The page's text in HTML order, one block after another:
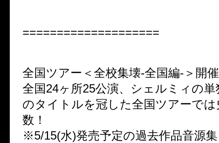
====================
全国ツアー＜全校集壊-全国編-＞開
全国24ヶ所25公演、シェルミィの単
のタイトルを冠した全国ツアーでは
数！
※5/15(水)発売予定の過去作品音源